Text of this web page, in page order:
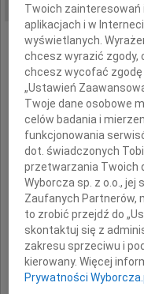
Twoich zainteresowań
aplikacjach i w
wyświetlanych.
chcesz wyrazić zgody,
chcesz wycofać zgodę
„Ustawień
Twoje dane osobowe
celów badania i
funkcjonowania
dot. świadczonych
przetwarzania Twoich
Wyborcza sp. z o.o., jej
Zaufanych Partnerów,
to zrobić przejdź do
skontaktuj się z
zakresu sprzeciwu i
kierowany. Więcej
Prywatności